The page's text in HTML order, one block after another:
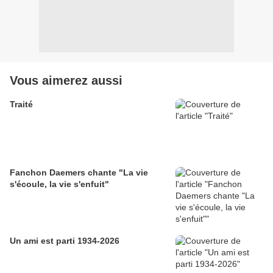
Vous aimerez aussi
Traité
Fanchon Daemers chante "La vie
s'écoule, la vie s'enfuit"
Un ami est parti 1934-2026